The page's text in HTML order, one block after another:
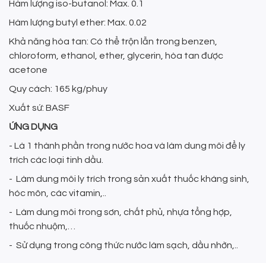
Hàm lượng iso-butanol: Max. 0.1
Hàm lượng butyl ether: Max. 0.02
Khả năng hòa tan: Có thể trộn lẫn trong benzen,
chloroform, ethanol, ether, glycerin, hòa tan được
acetone
Quy cách: 165 kg/phuy
Xuất sứ: BASF
ỨNG DỤNG
- Là 1 thành phần trong nước hoa và làm dung môi để ly
trích các loại tinh dầu.
- Làm dung môi ly trích trong sản xuất thuốc kháng sinh,
hóc môn, các vitamin,..
- Làm dung môi trong sơn, chất phủ, nhựa tổng hợp,
thuốc nhuộm,…
- Sử dụng trong công thức nước làm sạch, dầu nhờn,..